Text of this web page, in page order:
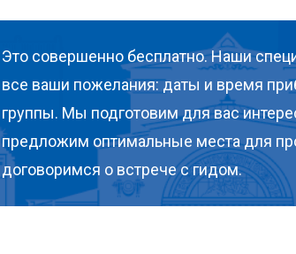
Это совершенно бесплатно. Наши
все ваши пожелания: даты и время
группы. Мы подготовим для вас
предложим оптимальные места для
договоримся о встрече с гидом.